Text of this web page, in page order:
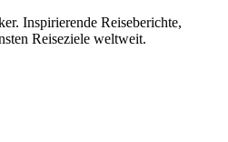
Inspirierende Reiseberichte,
Reiseziele weltweit.